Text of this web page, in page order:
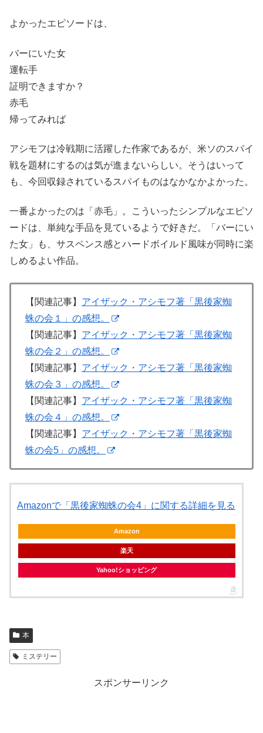
よかったエピソードは、
バーにいた女
運転手
証明できますか？
赤毛
帰ってみれば
アシモフは冷戦期に活躍した作家であるが、米ソのスパイ
戦を題材にするのは気が進まないらしい。そうはいって
も、今回収録されているスパイものはなかなかよかった。
一番よかったのは「赤毛」。こういったシンプルなエピソ
ードは、単純な手品を見ているようで好きだ。「バーにい
た女」も、サスペンス感とハードボイルド風味が同時に楽
しめるよい作品。
【関連記事】 アイザック・アシモフ著「黒後家蜘
蛛の会１」の感想。
【関連記事】 アイザック・アシモフ著「黒後家蜘
蛛の会２」の感想。
【関連記事】 アイザック・アシモフ著「黒後家蜘
蛛の会３」の感想。
【関連記事】 アイザック・アシモフ著「黒後家蜘
蛛の会４」の感想。
【関連記事】 アイザック・アシモフ著「黒後家蜘
蛛の会5」の感想。
Amazonで「黒後家蜘蛛の会4」に関する詳細を見る
Amazon
楽天
Yahoo!ショッピング
本
ミステリー
スポンサーリンク